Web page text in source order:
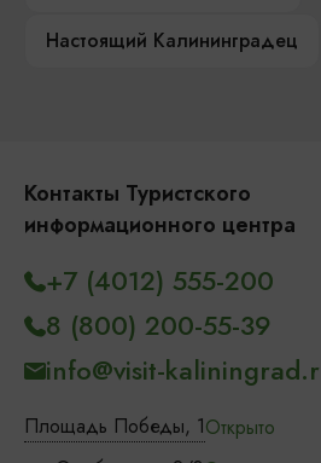
Настоящий Калининградец
Контакты Туристского
информационного центра
Площадь Победы, 1Открыто
+7 (4012) 555-200
8 (800) 200-55-39
info@visit-